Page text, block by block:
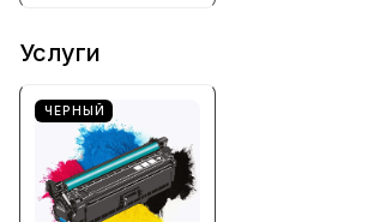
Услуги
ЧЕРНЫЙ